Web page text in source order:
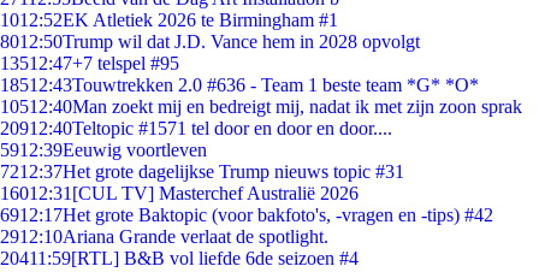
1012:52EK Atletiek 2026 te Birmingham #1
8012:50Trump wil dat J.D. Vance hem in 2028 opvolgt
13512:47+7 telspel #95
18512:43Touwtrekken 2.0 #636 - Team 1 beste team *G* *O*
10512:40Man zoekt mij en bedreigt mij, nadat ik met zijn zoon sprak
20912:40Teltopic #1571 tel door en door en door....
5912:39Eeuwig voortleven
7212:37Het grote dagelijkse Trump nieuws topic #31
16012:31 [CUL TV] Masterchef Australië 2026
6912:17Het grote Baktopic (voor bakfoto's, -vragen en -tips) #42
2912:10Ariana Grande verlaat de spotlight.
20411:59[RTL] B&B vol liefde 6de seizoen #4